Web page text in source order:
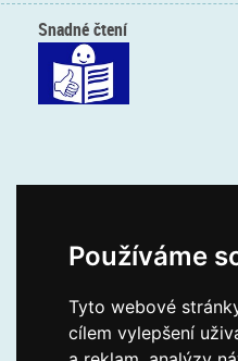
Používáme
Tyto webové
cílem vylepšení
Snadné čtení